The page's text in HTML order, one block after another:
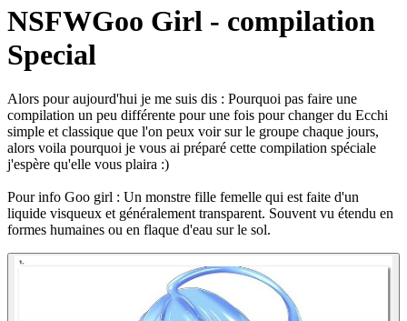
NSFWGoo Girl - compilation
Special
Alors pour aujourd'hui je me suis dis : Pourquoi pas faire une
compilation un peu différente pour une fois pour changer du Ecchi
simple et classique que l'on peux voir sur le groupe chaque jours,
alors voila pourquoi je vous ai préparé cette compilation spéciale
j'espère qu'elle vous plaira :)
Pour info Goo girl : Un monstre fille femelle qui est faite d'un
liquide visqueux et généralement transparent. Souvent vu étendu en
formes humaines ou en flaque d'eau sur le sol.